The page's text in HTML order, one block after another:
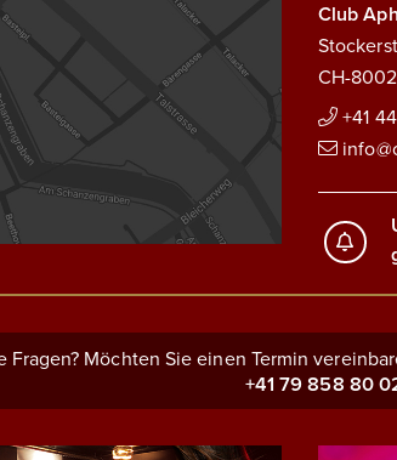
Club
CH-
+41
Fragen? Möchten Sie einen Termin
+41 79 858 80